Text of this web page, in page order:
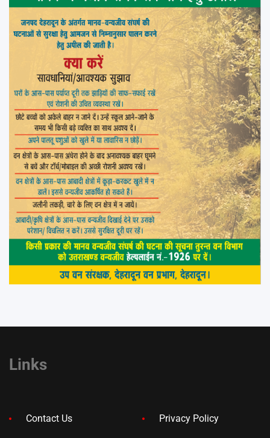
Links
Contact Us Privacy Policy